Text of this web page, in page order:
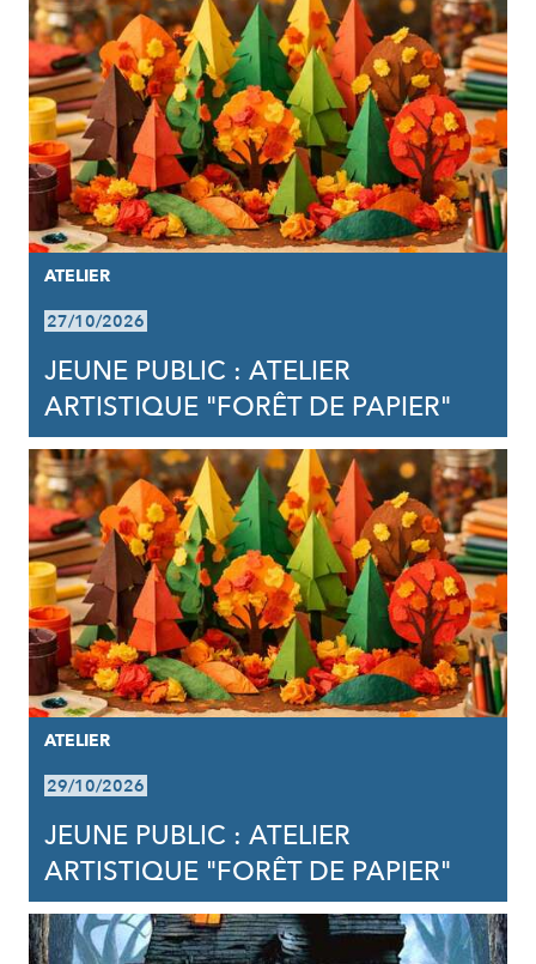
ATELIER
27/10/2026
JEUNE PUBLIC : ATELIER
ARTISTIQUE "FORÊT DE PAPIER"
ATELIER
29/10/2026
JEUNE PUBLIC : ATELIER
ARTISTIQUE "FORÊT DE PAPIER"